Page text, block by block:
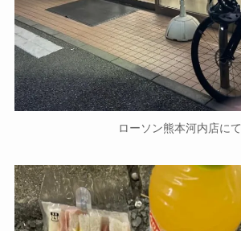
ローソン熊本河内店にて